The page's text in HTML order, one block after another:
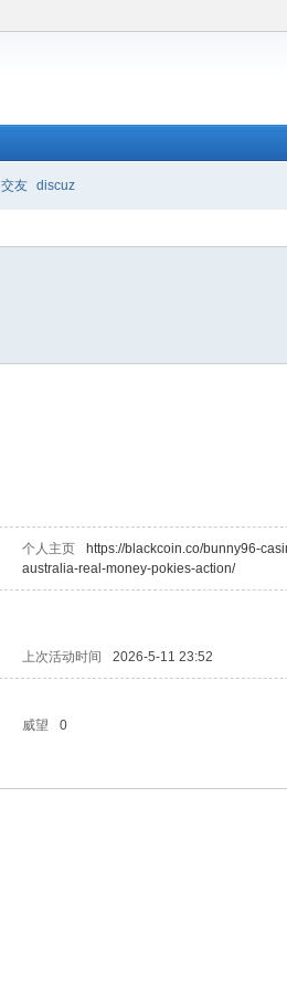
交友 discuz
个人主页
https://blackcoin.co/bunny96-
australia-real-money-pokies-action/
上次活动时间 2026-5-11 23:52
威望 0